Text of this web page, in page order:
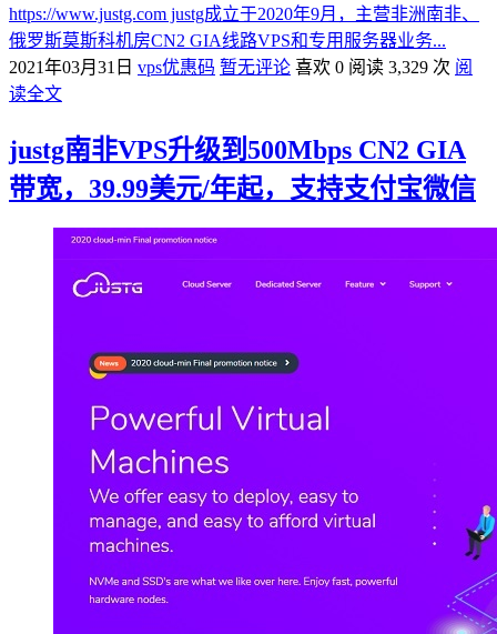
https://www.justg.com justg成立于2020年9月，主营非洲南非、
俄罗斯莫斯科机房CN2 GIA线路VPS和专用服务器业务...
2021年03月31日 vps优惠码 暂无评论 喜欢 0 阅读 3,329 次 阅
读全文
justg南非VPS升级到500Mbps CN2 GIA
带宽，39.99美元/年起，支持支付宝微信